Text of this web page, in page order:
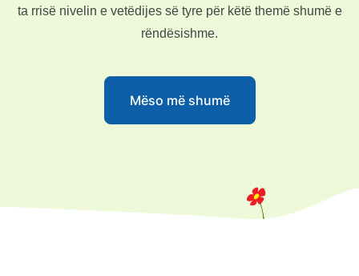
ta rrisë nivelin e vetëdijes së tyre për këtë themë shumë e
rëndësishme.
Mëso më shumë